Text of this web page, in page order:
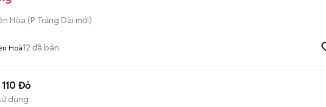
Hòa (P. Trảng Dài mới)
Hoà12 đã bán
Đỏ
dụng